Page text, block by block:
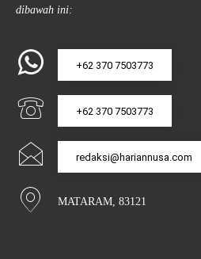
dibawah ini:
+62 370 7503773
+62 370 7503773
redaksi@hariannusa.com
MATARAM, 83121